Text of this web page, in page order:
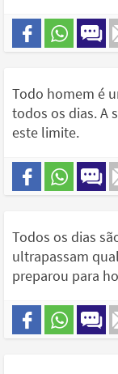
Todo homem é
todos os dias. A
este limite.
Todos os dias
ultrapassam
preparou para